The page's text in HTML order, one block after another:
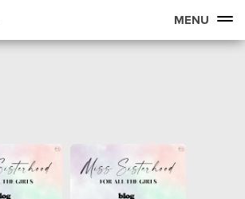
MENU